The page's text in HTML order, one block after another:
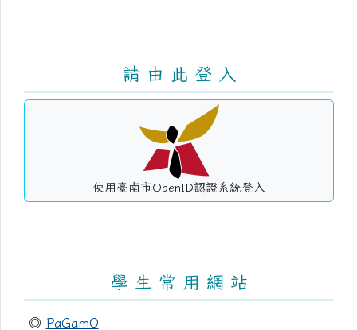
請 由 此 登 入
使用臺南市OpenID認證系統登入
學 生 常 用 網 站
◎ PaGamO